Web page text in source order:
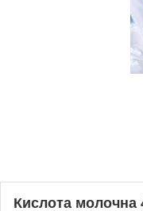
Кислота молочна